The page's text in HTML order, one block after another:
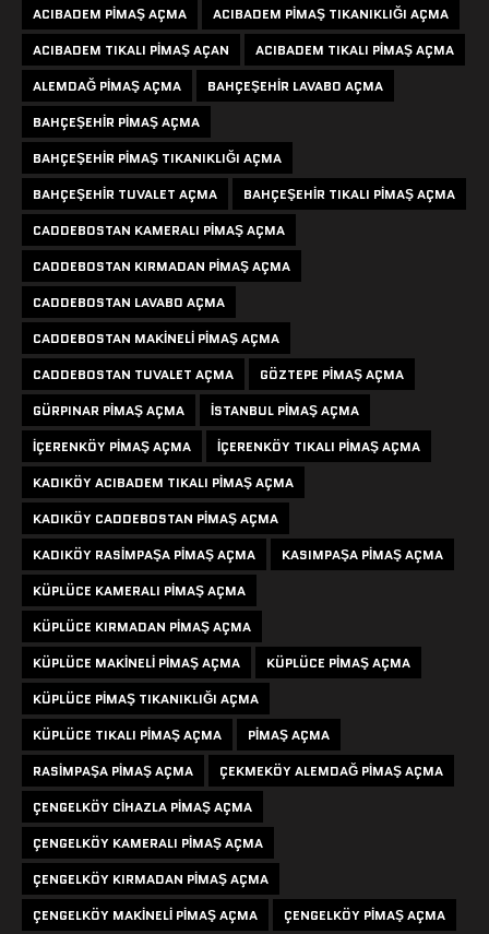
ACIBADEM PIMAŞ AÇMA
ACIBADEM PIMAŞ TIKANIKLIĞI AÇMA
ACIBADEM TIKALI PIMAŞ AÇAN
ACIBADEM TIKALI PIMAŞ AÇMA
ALEMDAĞ PIMAŞ AÇMA
BAHÇEŞEHIR LAVABO AÇMA
BAHÇEŞEHIR PIMAŞ AÇMA
BAHÇEŞEHIR PIMAŞ TIKANIKLIĞI AÇMA
BAHÇEŞEHIR TUVALET AÇMA
BAHÇEŞEHIR TIKALI PIMAŞ AÇMA
CADDEBOSTAN KAMERALI PIMAŞ AÇMA
CADDEBOSTAN KIRMADAN PIMAŞ AÇMA
CADDEBOSTAN LAVABO AÇMA
CADDEBOSTAN MAKINELI PIMAŞ AÇMA
CADDEBOSTAN TUVALET AÇMA
GÖZTEPE PIMAŞ AÇMA
GÜRPINAR PIMAŞ AÇMA
ISTANBUL PIMAŞ AÇMA
IÇERENKÖY PIMAŞ AÇMA
IÇERENKÖY TIKALI PIMAŞ AÇMA
KADIKÖY ACIBADEM TIKALI PIMAŞ AÇMA
KADIKÖY CADDEBOSTAN PIMAŞ AÇMA
KADIKÖY RASIMPAŞA PIMAŞ AÇMA
KASIMPAŞA PIMAŞ AÇMA
KÜPLÜCE KAMERALI PIMAŞ AÇMA
KÜPLÜCE KIRMADAN PIMAŞ AÇMA
KÜPLÜCE MAKINELI PIMAŞ AÇMA
KÜPLÜCE PIMAŞ AÇMA
KÜPLÜCE PIMAŞ TIKANIKLIĞI AÇMA
KÜPLÜCE TIKALI PIMAŞ AÇMA
PIMAŞ AÇMA
RASIMPAŞA PIMAŞ AÇMA
ÇEKMEKÖY ALEMDAĞ PIMAŞ AÇMA
ÇENGELKÖY CIHAZLA PIMAŞ AÇMA
ÇENGELKÖY KAMERALI PIMAŞ AÇMA
ÇENGELKÖY KIRMADAN PIMAŞ AÇMA
ÇENGELKÖY MAKINELI PIMAŞ AÇMA
ÇENGELKÖY PIMAŞ AÇMA